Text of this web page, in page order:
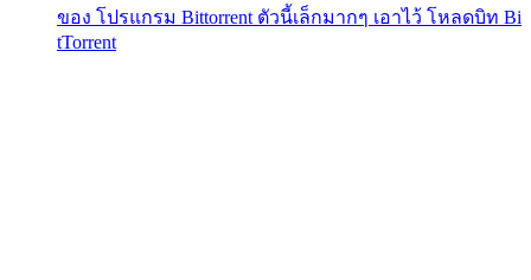
ของ โปรแกรม Bittorrent ตัวนี้เล็กมากๆ เอาไว้ โหลดบิท Bi
tTorrent